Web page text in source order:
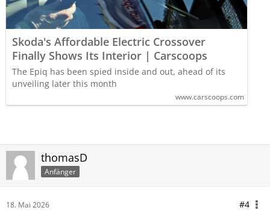
Skoda's Affordable Electric Crossover
Finally Shows Its Interior | Carscoops
The Epiq has been spied inside and out, ahead of its
unveiling later this month
www.carscoops.com
thomasD
Anfänger
18. Mai 2026 #4